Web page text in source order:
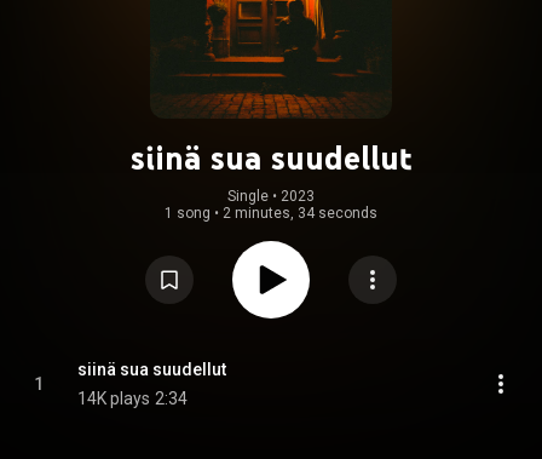
siinä sua suudellut
Single • 2023
1 song • 2 minutes, 34 seconds
1
siinä sua suudellut
14K plays 2:34